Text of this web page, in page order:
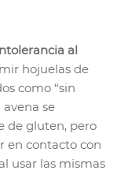
al
hojuelas de
como “sin
se
de gluten, pero
en contacto con
usar las mismas